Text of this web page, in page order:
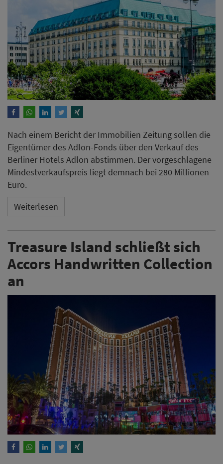
Nach einem Bericht der Immobilien Zeitung sollen die
Eigentümer des Adlon-Fonds über den Verkauf des
Berliner Hotels Adlon abstimmen. Der vorgeschlagene
Mindestverkaufspreis liegt demnach bei 280 Millionen
Euro.
Weiterlesen
Treasure Island schließt sich
Accors Handwritten Collection
an